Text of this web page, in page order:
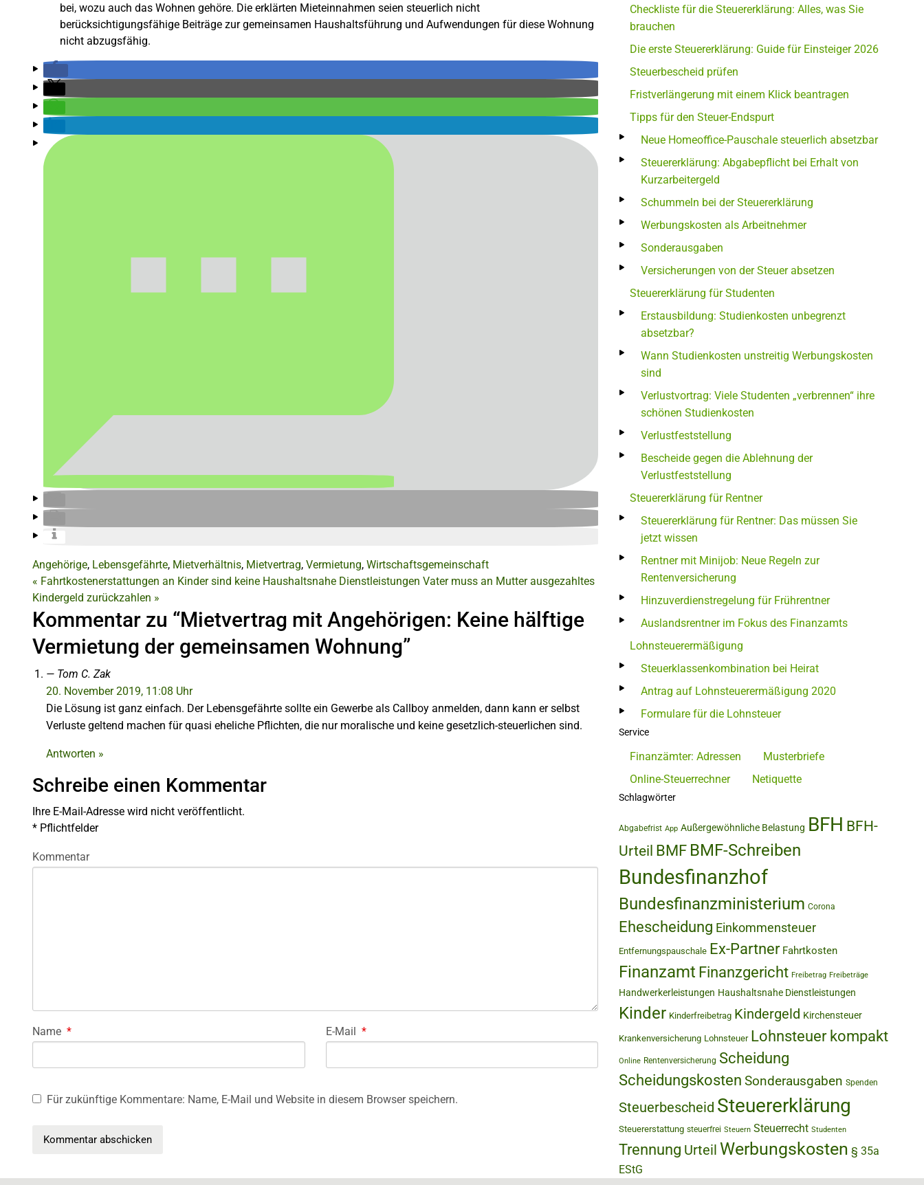
bei, wozu auch das Wohnen gehöre. Die erklärten Mieteinnahmen seien steuerlich nicht
berücksichtigungsfähige Beiträge zur gemeinsamen Haushaltsführung und Aufwendungen für diese Wohnung
nicht abzugsfähig.
Angehörige, Lebensgefährte, Mietverhältnis, Mietvertrag, Vermietung, Wirtschaftsgemeinschaft
« Fahrtkostenerstattungen an Kinder sind keine Haushaltsnahe Dienstleistungen Vater muss an Mutter ausgezahltes
Kindergeld zurückzahlen »
Kommentar zu “Mietvertrag mit Angehörigen: Keine hälftige
Vermietung der gemeinsamen Wohnung”
Tom C. Zak
20. November 2019, 11:08 Uhr
Die Lösung ist ganz einfach. Der Lebensgefährte sollte ein Gewerbe als Callboy anmelden, dann kann er selbst
Verluste geltend machen für quasi eheliche Pflichten, die nur moralische und keine gesetzlich-steuerlichen sind.
Antworten »
Schreibe einen Kommentar
Ihre E-Mail-Adresse wird nicht veröffentlicht.
* Pflichtfelder
Kommentar
Name * E-Mail *
Für zukünftige Kommentare: Name, E-Mail und Website in diesem Browser speichern.
Checkliste für die Steuererklärung: Alles, was Sie
brauchen
Die erste Steuererklärung: Guide für Einsteiger 2026
Steuerbescheid prüfen
Fristverlängerung mit einem Klick beantragen
Tipps für den Steuer-Endspurt
Neue Homeoffice-Pauschale steuerlich absetzbar
Steuererklärung: Abgabepflicht bei Erhalt von
Kurzarbeitergeld
Schummeln bei der Steuererklärung
Werbungskosten als Arbeitnehmer
Sonderausgaben
Versicherungen von der Steuer absetzen
Steuererklärung für Studenten
Erstausbildung: Studienkosten unbegrenzt
absetzbar?
Wann Studienkosten unstreitig Werbungskosten
sind
Verlustvortrag: Viele Studenten „verbrennen“ ihre
schönen Studienkosten
Verlustfeststellung
Bescheide gegen die Ablehnung der
Verlustfeststellung
Steuererklärung für Rentner
Steuererklärung für Rentner: Das müssen Sie
jetzt wissen
Rentner mit Minijob: Neue Regeln zur
Rentenversicherung
Hinzuverdienstregelung für Frührentner
Auslandsrentner im Fokus des Finanzamts
Lohnsteuerermäßigung
Steuerklassenkombination bei Heirat
Antrag auf Lohnsteuerermäßigung 2020
Formulare für die Lohnsteuer
Service
Finanzämter: Adressen
Musterbriefe
Online-Steuerrechner
Netiquette
Schlagwörter
Abgabefrist App Außergewöhnliche Belastung BFH BFH-
Urteil BMF BMF-Schreiben
Bundesfinanzhof
Bundesfinanzministerium Corona
Ehescheidung Einkommensteuer
Entfernungspauschale Ex-Partner Fahrtkosten
Finanzamt Finanzgericht Freibetrag Freibeträge
Handwerkerleistungen Haushaltsnahe Dienstleistungen
Kinder Kinderfreibetrag Kindergeld Kirchensteuer
Krankenversicherung Lohnsteuer Lohnsteuer kompakt
Online Rentenversicherung Scheidung
Scheidungskosten Sonderausgaben Spenden
Steuerbescheid Steuererklärung
Steuererstattung steuerfrei Steuern Steuerrecht Studenten
Trennung Urteil Werbungskosten § 35a
EStG